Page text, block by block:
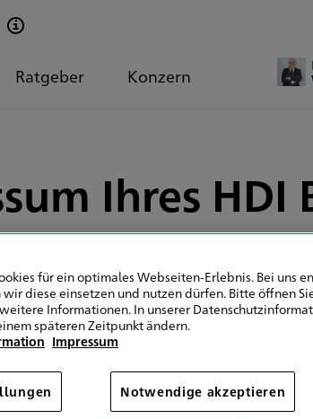
Ratgeber Konzern
Ihres HDI
für ein optimales Webseiten-Erlebnis. Bei uns
diese einsetzen und nutzen dürfen. Bitte öffnen
Informationen. In unserer
späteren Zeitpunkt ändern.
Impressum
Notwendige akzeptieren